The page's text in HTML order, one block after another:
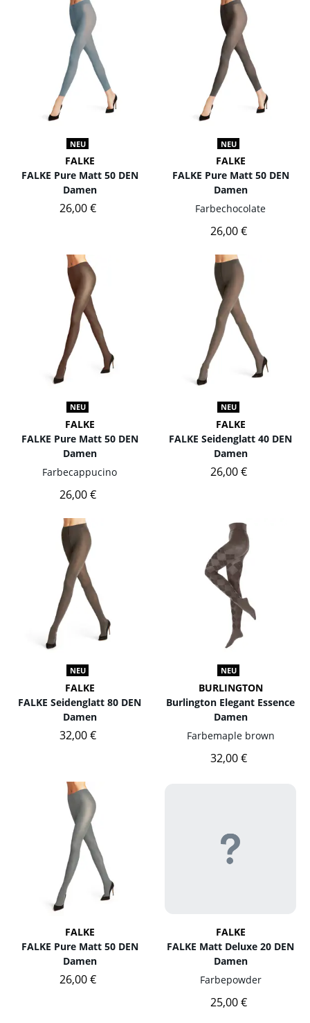
NEU
FALKE
FALKE Pure Matt 50 DEN
Damen
26,00 €
NEU
FALKE
FALKE Pure Matt 50 DEN
Damen
Farbechocolate
26,00 €
NEU
FALKE
FALKE Pure Matt 50 DEN
Damen
Farbecappucino
26,00 €
NEU
FALKE
FALKE Seidenglatt 40 DEN
Damen
26,00 €
NEU
FALKE
FALKE Seidenglatt 80 DEN
Damen
32,00 €
NEU
BURLINGTON
Burlington Elegant Essence
Damen
Farbemaple brown
32,00 €
FALKE
FALKE Pure Matt 50 DEN
Damen
26,00 €
FALKE
FALKE Matt Deluxe 20 DEN
Damen
Farbepowder
25,00 €